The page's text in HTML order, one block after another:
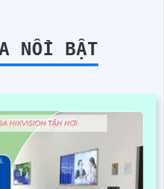
NỔI BẬT